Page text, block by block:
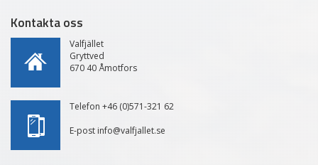
Kontakta oss
Valfjället
Gryttved
670 40 Åmotfors
Telefon +46 (0)571-321 62
E-post info@valfjallet.se